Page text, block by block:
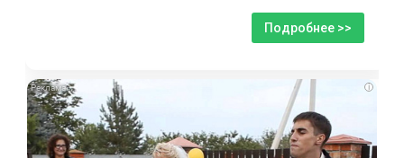
Подробнее >>
i